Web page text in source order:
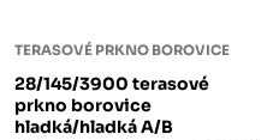
TERASOVÉ PRKNO BOROVICE
28/145/3900 terasové
prkno borovice
hladká/hladká A/B